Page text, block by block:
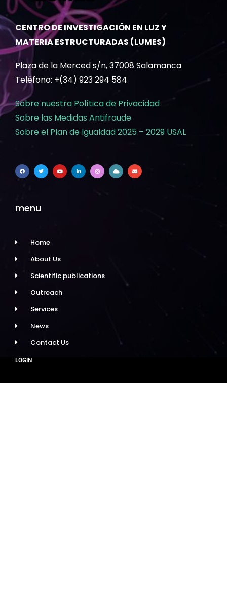
CENTRO DE INVESTIGACIÓN EN LUZ Y
MATERIA ESTRUCTURADAS (LUMES)
Plaza de la Merced s/n, 37008 Salamanca
Teléfono: +(34) 923 294 584
Sobre nuestra Política de Privacidad
Sobre las Medidas Antifraude
Sobre el Plan de Igualdad 2025 – 2029 USAL
menu
Home
About Us
Scientific publications
Outreach
Services
News
Contact Us
LOGIN